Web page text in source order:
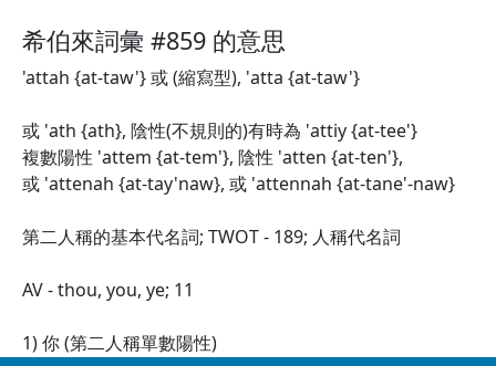
希伯來詞彙 #859 的意思
'attah {at-taw'} 或 (縮寫型), 'atta {at-taw'}
或 'ath {ath}, 陰性(不規則的)有時為 'attiy {at-tee'}
複數陽性 'attem {at-tem'}, 陰性 'atten {at-ten'},
或 'attenah {at-tay'naw}, 或 'attennah {at-tane'-naw}
第二人稱的基本代名詞; TWOT - 189; 人稱代名詞
AV - thou, you, ye; 11
1) 你 (第二人稱單數陽性)